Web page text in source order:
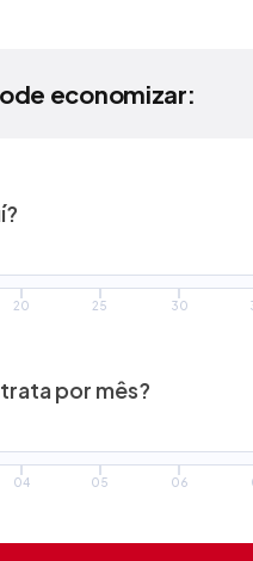
economizar:
20 25 30
por mês?
04 05 06